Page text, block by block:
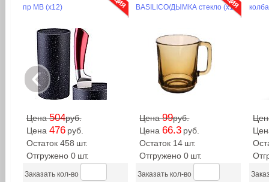
пр MB (х12)
Цена504руб.
Цена 476 руб.
Остаток 458 шт.
Отгружено 0 шт.
Заказать кол-во
BASILICO/ДЫМКА стекло (х12)
Цена99руб.
Цена66.3 руб.
Остаток 14 шт.
Отгружено 0 шт.
Заказать кол-во
‹